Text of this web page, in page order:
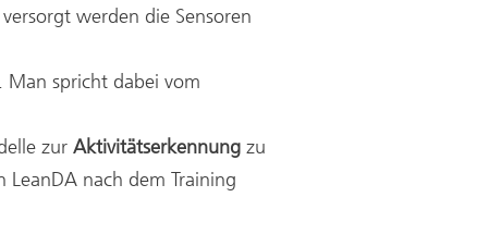
werden die Sensoren
Man spricht dabei vom
zur Aktivitätserkennung zu
nach dem Training